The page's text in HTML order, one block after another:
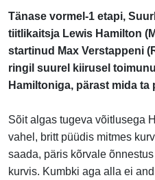
Tänase vormel-1 etapi,
tiitlikaitsja Lewis Hamilton
startinud Max Verstappeni
ringil suurel kiirusel
Hamiltoniga, pärast mida ta
Sõit algas tugeva võitlusega
vahel, britt püüdis mitmes
saada, päris kõrvale
kurvis. Kumbki aga alla ei